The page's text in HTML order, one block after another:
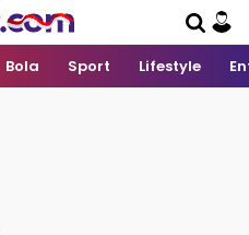
Bola Sport Lifestyle